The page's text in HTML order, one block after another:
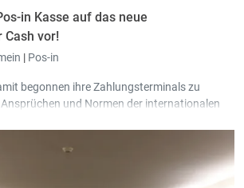
in Kasse auf das neue
Cash vor!
| Pos-in
begonnen ihre Zahlungsterminals zu
und Normen der internationalen
müssen, so wie es bereits der Fall ist für Visa